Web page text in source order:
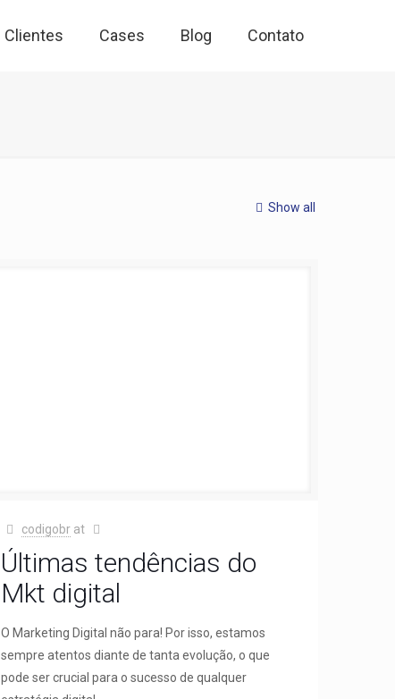
Clientes Cases Blog Contato
Show all
codigobr at
Últimas tendências do
Mkt digital
O Marketing Digital não para! Por isso, estamos
sempre atentos diante de tanta evolução, o que
pode ser crucial para o sucesso de qualquer